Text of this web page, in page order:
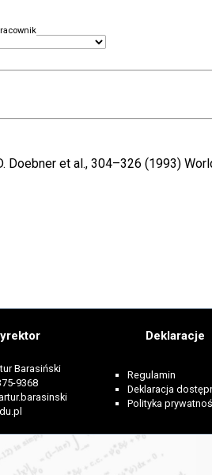
Doebner et al., 304–326 (1993)
Barasiński
9368
Deklaracje
Regulamin
Deklaracja
Polityka